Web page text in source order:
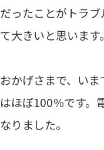
だったことがトラ
て大きいと思います。
おかげさまで、い
はほぼ100％です。
なりました。